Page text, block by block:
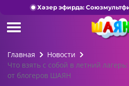
Хәзер эфирда:
Главная
Новости
Что взять с собой в летний
от блогеров ШАЯН